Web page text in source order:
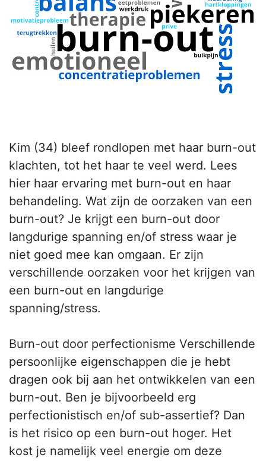
Kim (34) bleef rondlopen met haar burn-out
klachten, tot het haar te veel werd. Lees
hier haar ervaring met burn-out en haar
behandeling. Wat zijn de oorzaken van een
burn-out? Je krijgt een burn-out door
langdurige spanning en/of stress waar je
niet goed mee kan omgaan. Er zijn
verschillende oorzaken voor het krijgen van
een burn-out en langdurige
spanning/stress.
Burn-out door perfectionisme Verschillende
persoonlijke eigenschappen die je hebt
dragen ook bij aan het ontwikkelen van een
burn-out. Ben je bijvoorbeeld erg
perfectionistisch en/of sub-assertief? Dan
is het risico op een burn-out hoger. Het
kost je namelijk veel energie om deze